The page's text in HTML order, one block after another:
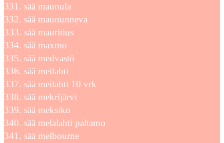
sää maunula
sää maununneva
sää mauritius
sää maxmo
sää medvastö
sää meilahti
sää meilahti 10 vrk
sää mekrijärvi
sää meksiko
sää melalahti paltamo
sää melbourne